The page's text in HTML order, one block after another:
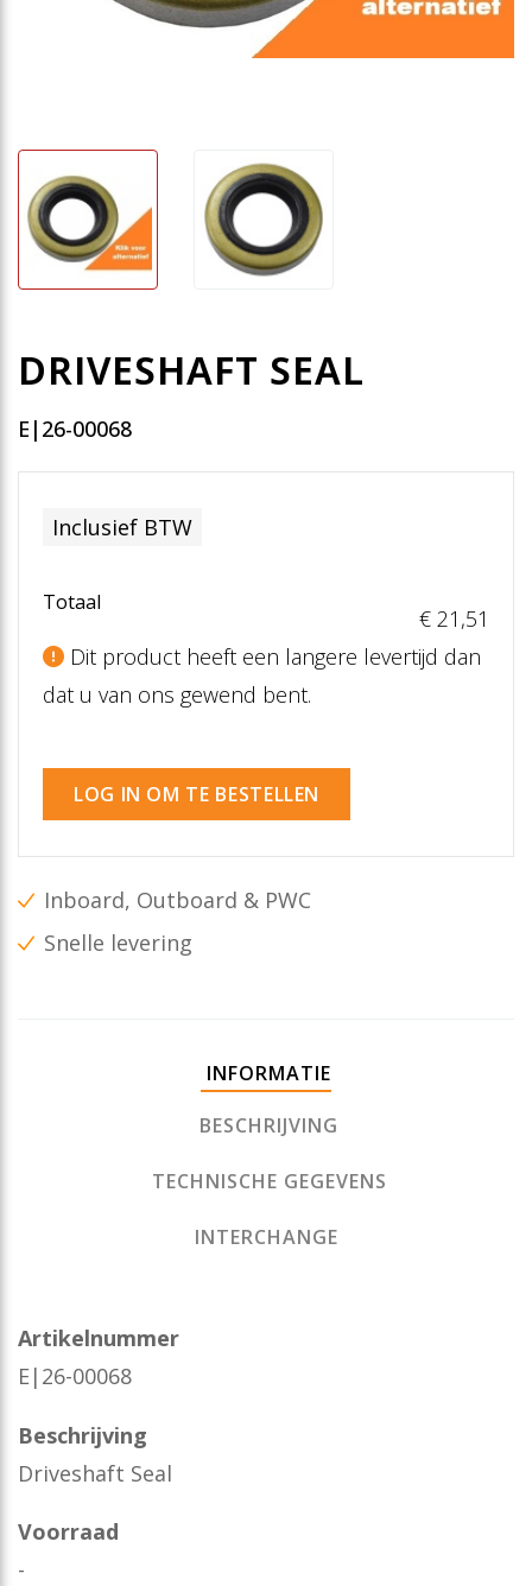
DRIVESHAFT SEAL
E|26-00068
Inclusief BTW
Totaal
€ 21 ,51
Dit product heeft een langere levertijd dan
dat u van ons gewend bent.
LOG IN OM TE BESTELLEN
Inboard, Outboard & PWC
Snelle levering
INFORMATIE
BESCHRIJVING
TECHNISCHE GEGEVENS
INTERCHANGE
Artikelnummer
E|26-00068
Beschrijving
Driveshaft Seal
Voorraad
-